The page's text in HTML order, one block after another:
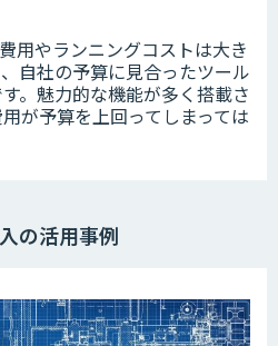
用やランニングコストは大き
自社の予算に見合ったツール
。魅力的な機能が多く搭載さ
が予算を上回ってしまっては
の活用事例